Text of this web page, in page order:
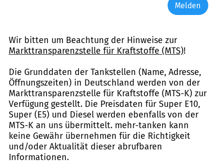
Melden
Wir bitten um Beachtung der Hinweise zur
Markttransparenzstelle für Kraftstoffe (MTS)!
Die Grunddaten der Tankstellen (Name, Adresse,
Öffnungszeiten) in Deutschland werden von der
Markttransparenzstelle für Kraftstoffe (MTS-K) zur
Verfügung gestellt. Die Preisdaten für Super E10,
Super (E5) und Diesel werden ebenfalls von der
MTS-K an uns übermittelt. mehr-tanken kann
keine Gewähr übernehmen für die Richtigkeit
und/oder Aktualität dieser abrufbaren
Informationen.